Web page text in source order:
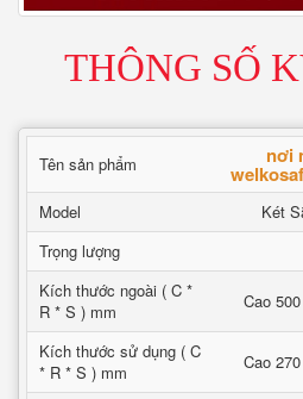
THÔNG SỐ
Tên sản phẩm nơi
Model
Két
Trọng lượng
Kích thước ngoài ( C *
R * S ) mm
Cao
Kích thước sử dụng ( C
* R * S ) mm
Cao